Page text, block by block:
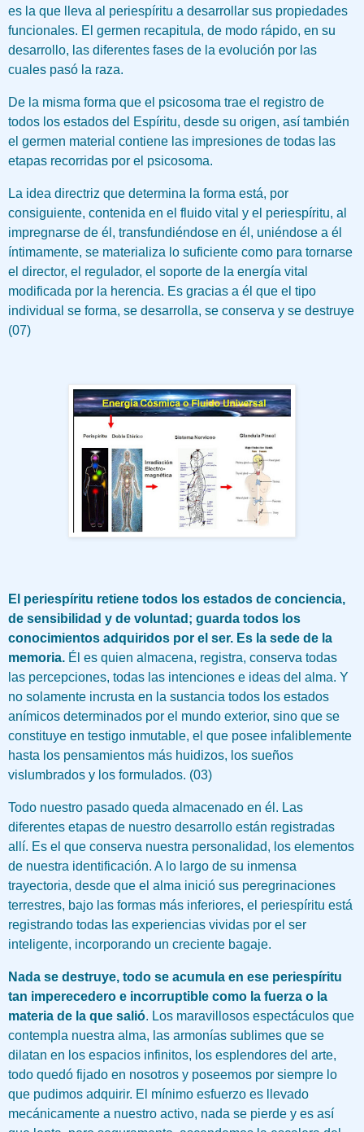
es la que lleva al periespíritu a desarrollar sus propiedades
funcionales. El germen recapitula, de modo rápido, en su
desarrollo, las diferentes fases de la evolución por las
cuales pasó la raza.
De la misma forma que el psicosoma trae el registro de
todos los estados del Espíritu, desde su origen, así también
el germen material contiene las impresiones de todas las
etapas recorridas por el psicosoma.
La idea directriz que determina la forma está, por
consiguiente, contenida en el fluido vital y el periespíritu, al
impregnarse de él, transfundiéndose en él, uniéndose a él
íntimamente, se materializa lo suficiente como para tornarse
el director, el regulador, el soporte de la energía vital
modificada por la herencia. Es gracias a él que el tipo
individual se forma, se desarrolla, se conserva y se destruye
(07)
El periespíritu retiene todos los estados de conciencia,
de sensibilidad y de voluntad; guarda todos los
conocimientos adquiridos por el ser. Es la sede de la
memoria. Él es quien almacena, registra, conserva todas
las percepciones, todas las intenciones e ideas del alma. Y
no solamente incrusta en la sustancia todos los estados
anímicos determinados por el mundo exterior, sino que se
constituye en testigo inmutable, el que posee infaliblemente
hasta los pensamientos más huidizos, los sueños
vislumbrados y los formulados. (03)
Todo nuestro pasado queda almacenado en él. Las
diferentes etapas de nuestro desarrollo están registradas
allí. Es el que conserva nuestra personalidad, los elementos
de nuestra identificación. A lo largo de su inmensa
trayectoria, desde que el alma inició sus peregrinaciones
terrestres, bajo las formas más inferiores, el periespíritu está
registrando todas las experiencias vividas por el ser
inteligente, incorporando un creciente bagaje.
Nada se destruye, todo se acumula en ese periespíritu
tan imperecedero e incorruptible como la fuerza o la
materia de la que salió. Los maravillosos espectáculos que
contempla nuestra alma, las armonías sublimes que se
dilatan en los espacios infinitos, los esplendores del arte,
todo quedó fijado en nosotros y poseemos por siempre lo
que pudimos adquirir. El mínimo esfuerzo es llevado
mecánicamente a nuestro activo, nada se pierde y es así